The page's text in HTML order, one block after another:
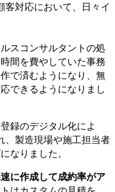
客対応において、日々イ
ルスコンサルタントの処
間を費やしていた事務
で済むようになり、無
できるようになりまし
登録のデジタル化によ
、製造現場や施工担当者
なりました。
に作成して成約率がア